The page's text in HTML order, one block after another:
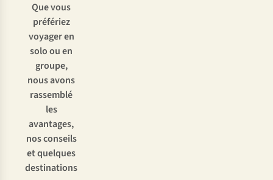
Que vous
préfériez
voyager en
solo ou en
groupe,
nous avons
rassemblé
les
avantages,
nos conseils
et quelques
destinations